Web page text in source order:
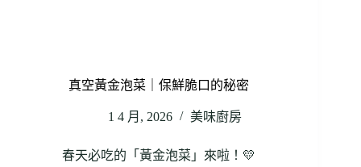
真空黃金泡菜｜保鮮脆口的秘密
1 4 月, 2026 美味廚房
春天必吃的「黃金泡菜」來啦！💛